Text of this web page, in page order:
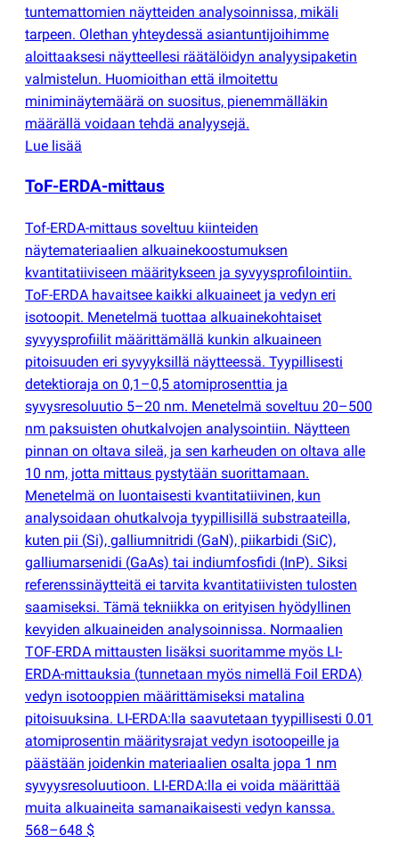
tuntemattomien näytteiden analysoinnissa, mikäli
tarpeen. Olethan yhteydessä asiantuntijoihimme
aloittaaksesi näytteellesi räätälöidyn analyysipaketin
valmistelun. Huomioithan että ilmoitettu
miniminäytemäärä on suositus, pienemmälläkin
määrällä voidaan tehdä analyysejä.
Lue lisää
ToF-ERDA-mittaus
Tof-ERDA-mittaus soveltuu kiinteiden
näytemateriaalien alkuainekoostumuksen
kvantitatiiviseen määritykseen ja syvyysprofilointiin.
ToF-ERDA havaitsee kaikki alkuaineet ja vedyn eri
isotoopit. Menetelmä tuottaa alkuainekohtaiset
syvyysprofiilit määrittämällä kunkin alkuaineen
pitoisuuden eri syvyyksillä näytteessä. Tyypillisesti
detektioraja on 0,1–0,5 atomiprosenttia ja
syvysresoluutio 5–20 nm. Menetelmä soveltuu 20–500
nm paksuisten ohutkalvojen analysointiin. Näytteen
pinnan on oltava sileä, ja sen karheuden on oltava alle
10 nm, jotta mittaus pystytään suorittamaan.
Menetelmä on luontaisesti kvantitatiivinen, kun
analysoidaan ohutkalvoja tyypillisillä substraateilla,
kuten pii (Si), galliumnitridi (GaN), piikarbidi (SiC),
galliumarsenidi (GaAs) tai indiumfosfidi (InP). Siksi
referenssinäytteitä ei tarvita kvantitatiivisten tulosten
saamiseksi. Tämä tekniikka on erityisen hyödyllinen
kevyiden alkuaineiden analysoinnissa. Normaalien
TOF-ERDA mittausten lisäksi suoritamme myös LI-
ERDA-mittauksia (tunnetaan myös nimellä Foil ERDA)
vedyn isotooppien määrittämiseksi matalina
pitoisuuksina. LI-ERDA:lla saavutetaan tyypillisesti 0.01
atomiprosentin määritysrajat vedyn isotoopeille ja
päästään joidenkin materiaalien osalta jopa 1 nm
syvyysresoluutioon. LI-ERDA:lla ei voida määrittää
muita alkuaineita samanaikaisesti vedyn kanssa.
568–648 $